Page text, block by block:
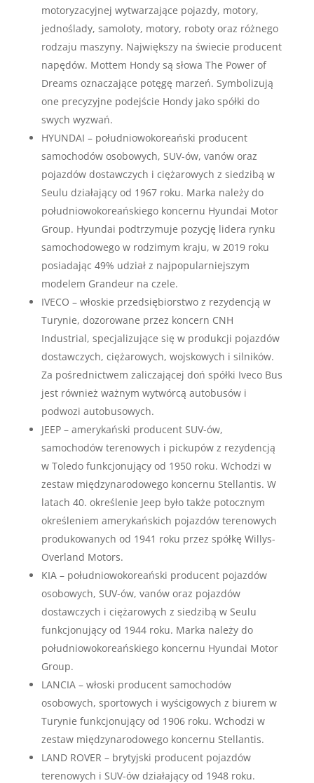
motoryzacyjnej wytwarzające pojazdy, motory,
jednoślady, samoloty, motory, roboty oraz różnego
rodzaju maszyny. Największy na świecie producent
napędów. Mottem Hondy są słowa The Power of
Dreams oznaczające potęgę marzeń. Symbolizują
one precyzyjne podejście Hondy jako spółki do
swych wyzwań.
HYUNDAI – południowokoreański producent
samochodów osobowych, SUV-ów, vanów oraz
pojazdów dostawczych i ciężarowych z siedzibą w
Seulu działający od 1967 roku. Marka należy do
południowokoreańskiego koncernu Hyundai Motor
Group. Hyundai podtrzymuje pozycję lidera rynku
samochodowego w rodzimym kraju, w 2019 roku
posiadając 49% udział z najpopularniejszym
modelem Grandeur na czele.
IVECO – włoskie przedsiębiorstwo z rezydencją w
Turynie, dozorowane przez koncern CNH
Industrial, specjalizujące się w produkcji pojazdów
dostawczych, ciężarowych, wojskowych i silników.
Za pośrednictwem zaliczającej doń spółki Iveco Bus
jest również ważnym wytwórcą autobusów i
podwozi autobusowych.
JEEP – amerykański producent SUV-ów,
samochodów terenowych i pickupów z rezydencją
w Toledo funkcjonujący od 1950 roku. Wchodzi w
zestaw międzynarodowego koncernu Stellantis. W
latach 40. określenie Jeep było także potocznym
określeniem amerykańskich pojazdów terenowych
produkowanych od 1941 roku przez spółkę Willys-
Overland Motors.
KIA – południowokoreański producent pojazdów
osobowych, SUV-ów, vanów oraz pojazdów
dostawczych i ciężarowych z siedzibą w Seulu
funkcjonujący od 1944 roku. Marka należy do
południowokoreańskiego koncernu Hyundai Motor
Group.
LANCIA – włoski producent samochodów
osobowych, sportowych i wyścigowych z biurem w
Turynie funkcjonujący od 1906 roku. Wchodzi w
zestaw międzynarodowego koncernu Stellantis.
LAND ROVER – brytyjski producent pojazdów
terenowych i SUV-ów działający od 1948 roku.